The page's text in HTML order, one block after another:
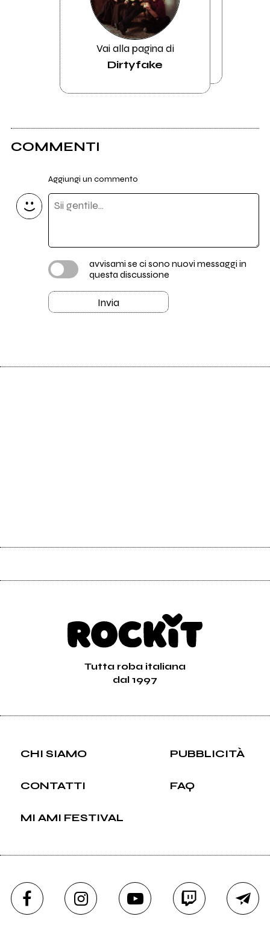
Vai alla pagina di
Dirtyfake
COMMENTI
Aggiungi un commento
avvisami se ci sono nuovi messaggi in
questa discussione
Invia
Tutta roba italiana
dal 1997
CHI SIAMO PUBBLICITÀ
CONTATTI FAQ
MI AMI FESTIVAL